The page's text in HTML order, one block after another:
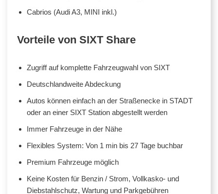
Cabrios (Audi A3, MINI inkl.)
Vorteile von SIXT Share
Zugriff auf komplette Fahrzeugwahl von SIXT
Deutschlandweite Abdeckung
Autos können einfach an der Straßenecke in STADT
oder an einer SIXT Station abgestellt werden
Immer Fahrzeuge in der Nähe
Flexibles System: Von 1 min bis 27 Tage buchbar
Premium Fahrzeuge möglich
Keine Kosten für Benzin / Strom, Vollkasko- und
Diebstahlschutz, Wartung und Parkgebühren